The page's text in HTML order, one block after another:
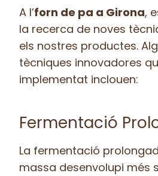
A l’forn de pa a Girona,
la recerca de noves
els nostres productes.
tècniques innovadores
implementat inclouen:
Fermentació
La fermentació
massa desenvolupi més